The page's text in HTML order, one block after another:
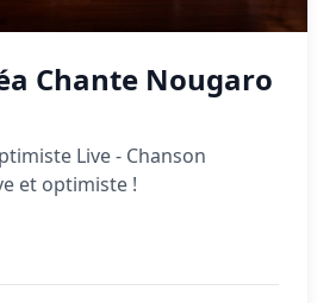
Chante Nougaro
Live - Chanson
et optimiste !